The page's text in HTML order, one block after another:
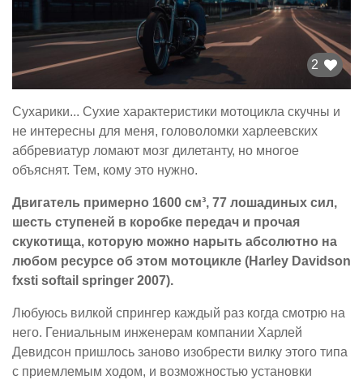
2
Сухарики... Сухие характеристики мотоцикла скучны и
не интересны для меня, головоломки харлеевских
аббревиатур ломают мозг дилетанту, но многое
объяснят. Тем, кому это нужно.
Двигатель примерно 1600 см³, 77 лошадиных сил,
шесть ступеней в коробке передач и прочая
скукотища, которую можно нарыть абсолютно на
любом ресурсе об этом мотоцикле (Harley Davidson
fxsti softail springer 2007).
Любуюсь вилкой спрингер каждый раз когда смотрю на
него. Гениальным инженерам компании Харлей
Девидсон пришлось заново изобрести вилку этого типа
с приемлемым ходом, и возможностью установки